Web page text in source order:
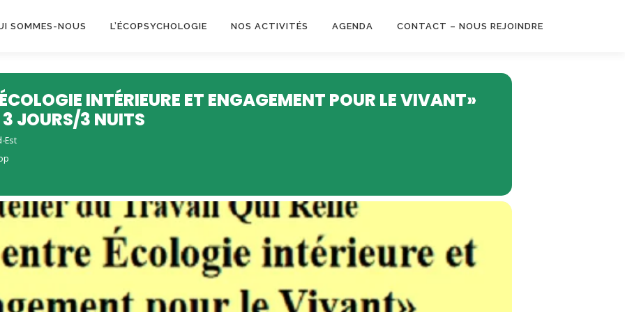
SOMMES-NOUS L’ÉCOPSYCHOLOGIE NOS ACTIVITÉS AGENDA CONTACT – NOUS REJOINDRE
INTÉRIEURE ET ENGAGEMENT POUR LE VIVANT»
JOURS/3 NUITS
Est